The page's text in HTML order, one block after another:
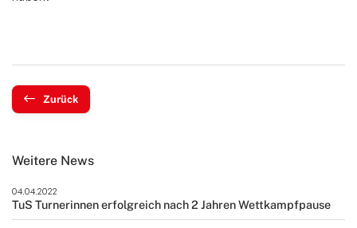
Zurück
Weitere News
04.04.2022
TuS Turnerinnen erfolgreich nach 2 Jahren Wettkampfpause